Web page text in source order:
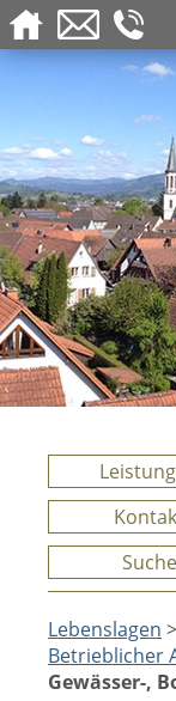
Suche
Lebenslagen >
Betrieblicher
Gewässer-,